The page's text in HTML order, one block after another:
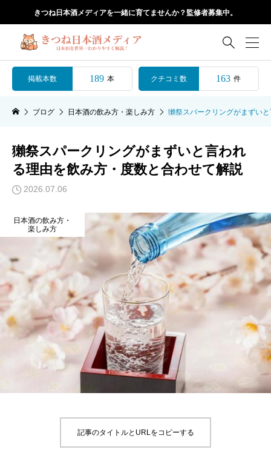
きつね日本酒メディアを一緒に育てませんか？監修者募集中。

掲載本数 189 本 クチコミ数 163 件
ブログ 日本酒の飲み方・楽しみ方 獺祭スパークリングがまずい
獺祭スパークリングがまずいと言われ
る理由を飲み方・度数と合わせて解説
2026.07.06
日本酒の飲み方・
楽しみ方
記事のタイトルとURLをコピーする